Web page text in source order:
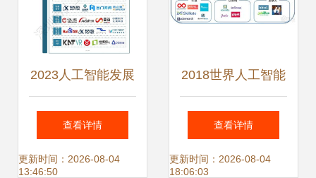
2023人工智能发展
白皮书 应用软件开
发的变革与未来
查看详情
更新时间：2026-08-04
13:46:50
2018世界人工智能
产业发展深度分析
报告 人工智能应用
查看详情
更新时间：2026-08-04
18:06:03